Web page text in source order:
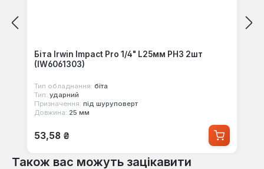
Біта Irwin Impact Pro 1/4" L25мм PH3 2шт
(IW6061303)
Тип обладнання: біта
Тип: ударний
Призначення: під шуруповерт
Довжина: 25 мм
Звичайна ціна:
53,58 ₴
Також вас можуть зацікавити